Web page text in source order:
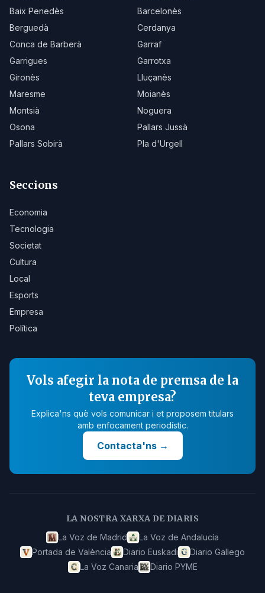
Baix Penedès
Barcelonès
Berguedà
Cerdanya
Conca de Barberà
Garraf
Garrigues
Garrotxa
Gironès
Lluçanès
Maresme
Moianès
Montsià
Noguera
Osona
Pallars Jussà
Pallars Sobirà
Pla d'Urgell
Seccions
Economia
Tecnologia
Societat
Cultura
Local
Esports
Empresa
Política
Vols afegir la nota de premsa de la
teva empresa?
Explica'ns què vols comunicar i et proposem titulars
amb enfocament periodístic.
Contacta'ns→
LA NOSTRA XARXA DE DIARIS
La Voz de Madrid
La Voz de Andalucía
Portada de València
Diario Euskadi
Diario Gallego
La Voz Canaria
Diario PYME